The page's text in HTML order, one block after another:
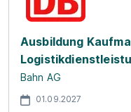
Ausbildung
Bahn AG
01.09.2027